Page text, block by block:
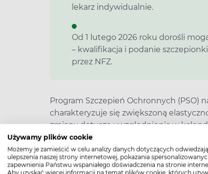
Używamy plików cookie
Możemy je zamieścić w celu analizy danych dotyczących
ulepszenia naszej strony internetowej, pokazania
zapewnienia Państwu wspaniałego doświadczenia na stronie
Aby uzyskać więcej informacji na temat plików cookie, których
lekarz indywidualnie.
Od 1 lutego 2026 roku dorośli
– kwalifikacja i podanie
przez NFZ.
Program Szczepień Ochronnych (PSO)
charakteryzuje się zwiększoną
zmiany dotyczą uwzględnienia w
terminu szczepień przeciwko WZW
usprawniają realizację szczepień u
medycznej.